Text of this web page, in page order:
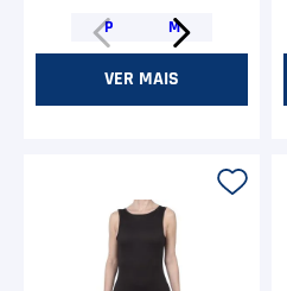
P M
VER MAIS